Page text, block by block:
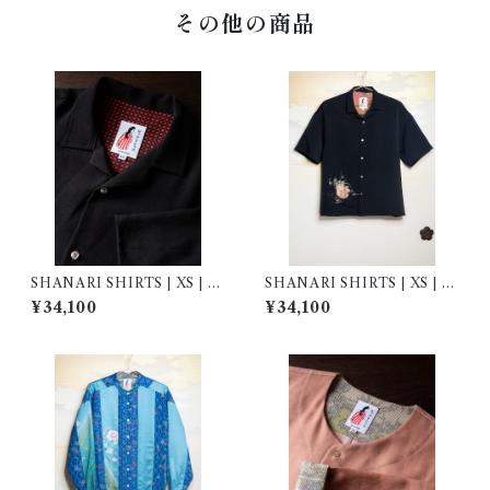
その他の商品
SHANARI SHIRTS | XS | 2
64033
¥34,100
SHANARI SHIRTS | XS | 2
64034
¥34,100